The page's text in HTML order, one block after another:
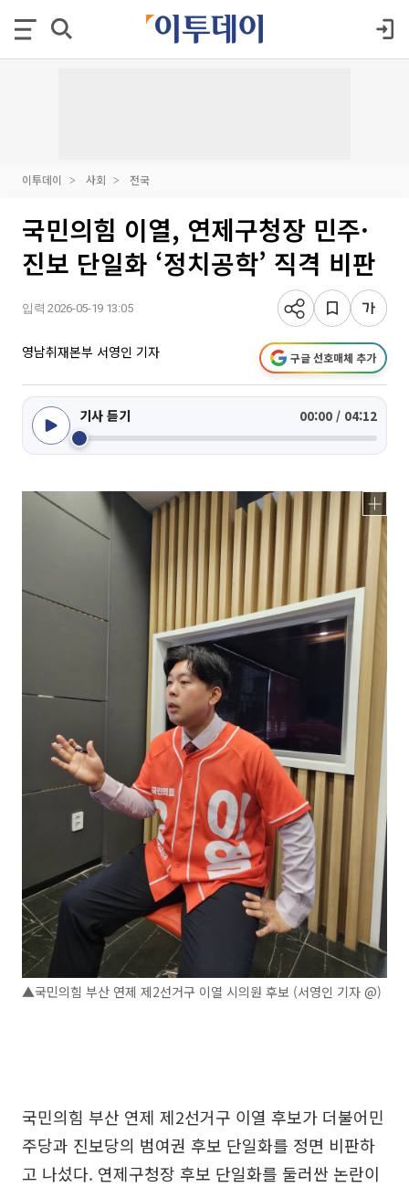
이투데이 사회 전국
국민의힘 이열, 연제구청장 민주·
진보 단일화 ‘정치공학’ 직격 비판
입력 2026-05-19 13:05
영남취재본부 서영인 기자 구글 선호매체 추가
기사 듣기 00:00 / 04:12
▲국민의힘 부산 연제 제2선거구 이열 시의원 후보 (서영인 기자 @)
국민의힘 부산 연제 제2선거구 이열 후보가 더불어민
주당과 진보당의 범여권 후보 단일화를 정면 비판하
고 나섰다. 연제구청장 후보 단일화를 둘러싼 논란이